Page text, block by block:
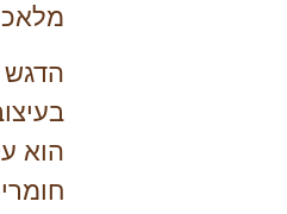
הדגש
הוא